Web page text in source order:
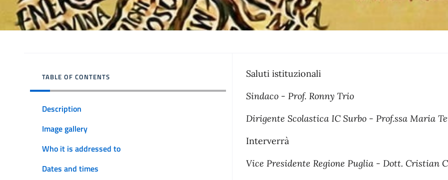
TABLE OF CONTENTS
Description
Image gallery
Who it is addressed to
Dates and times
Saluti istituzionali
Sindaco - Prof. Ronny Trio
Dirigente Scolastica IC Surbo - Prof.ssa Maria
Interverrà
Vice Presidente Regione Puglia - Dott. Cristian